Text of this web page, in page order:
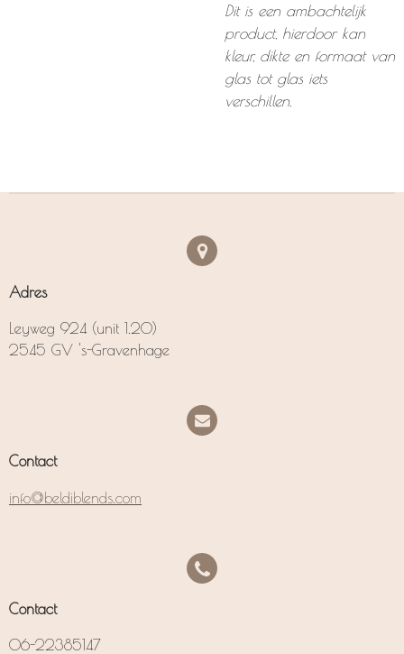
Dit is een ambachtelijk
product, hierdoor kan
kleur, dikte en formaat van
glas tot glas iets
verschillen.
Adres
Leyweg 924 (unit 1.20)
2545 GV 's-Gravenhage
Contact
info@beldiblends.com
Contact
06-22385147